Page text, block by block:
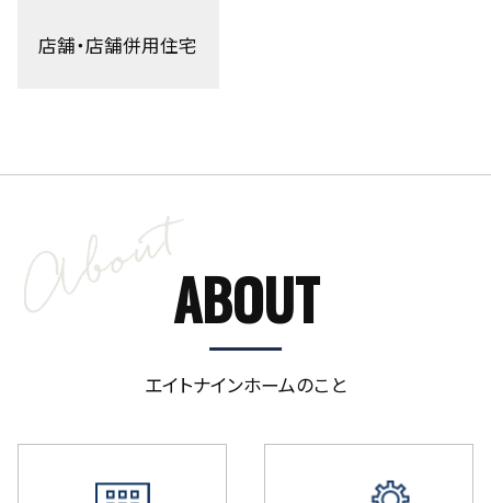
店舗・店舗併用住宅
ABOUT
エイトナインホームのこと